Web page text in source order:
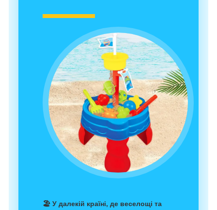
🏖️ У далекій країні, де веселощі та